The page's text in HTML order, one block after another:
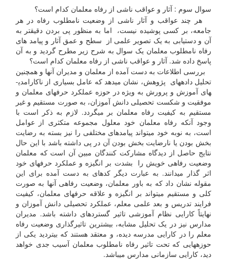
سوال سوم : آثار و عواقب ناشی از رفاه معلمان کدام است؟
هر چند عواقب و آثار ناشی از وضعیت نامطلوب رفاه در هر
جامعه، بر کسی پوشیده نیست، اما به منظور پی بردن دقیقتر به
آن و دستیابی به یک تصویر علمی از سطح و عمق آثار و پیامد های
رفاه نامطلوب معلمان یک سوال به شرح زیر مطرح گردید و به آن
پاسخ داده شد. آثار و عواقب ناشی از رفاه معلمان کدام است؟
بررسی اطلاعات به دست آمده از معلمان و مدیران آنها و همچنین
تحلیل داده­های پژوهش، نشان می­دهد که عامل بسیاری از ناکارامدی­
های آموزش و پرورش به ویژه در حوزه عملکرد حرفه­ای معلمان و
موفقیت و شکست تحصیلی دانش آموزان، به صورت مستقیم و غیر
مستقیم به کیفیت رفاه معلمان بر می­گردد. لازم به ذکر است با
وجود آنکه رفاه معلمان خود معلول مجموعه متکثری از عوامل
است، به نوبه خود می­تواند پیامدهای مختلفی را نیز بسته به رضایت
بخش بودن یا نارضایت بخش بودن آن در پی داشته باشد با این حال
نتایج حاصل از دیدگاه مشارکت کنندگان مبین آن است که معلمان
وضعیت رفاهی خویش را بشدت بر انگیزه و عملکرد حرفه­ای خود
اثر گذار می­دانند. به عبارت دیگر کدهای به دست آمده برای این
مقوله نشان داد که به باور معلمان، وضعیت رفاهی آنها به صورت
کلی و مستقیم می­تواند بر انگیزه و علاقه حرفه­ای معلمان، کیفیت
فرایند تدریس و بعد علمی معلم، عملکرد تحصیلی دانش آموزان و
نهایتاً کارایی نظام آموزشی تاثیر گسترده­ای داشته باشد. مدیران
مدارس نیز در یک تحلیل مشابه، بیشترین تاثیرگذاری وضعیت رفاه
معلم را در کارایی مدرسه دیده، و معتقد هستند که بی­تردید یکی از
حوزه­هایی که تحت تاثیر رفاه نامطلوب معلمان آسیب جدی خواهد
دید، کارایی سازمانی مدارس می­باشد.